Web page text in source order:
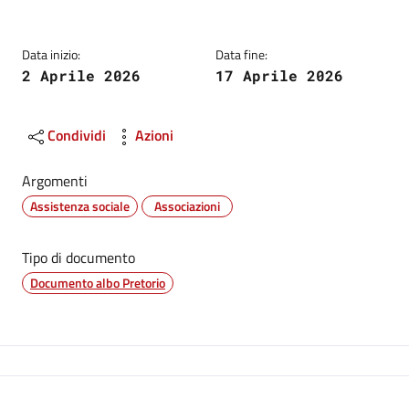
Data inizio:
2 Aprile 2026
Data fine:
17 Aprile 2026
Condividi Azioni
Argomenti
Assistenza sociale Associazioni
Tipo di documento
Documento albo Pretorio